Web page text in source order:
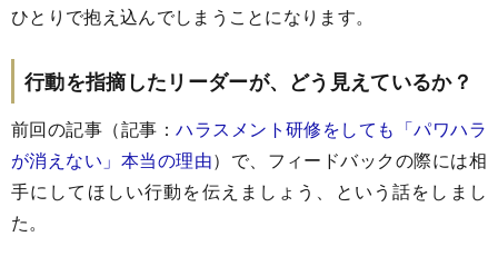
ひとりで抱え込んでしまうことになります。
行動を指摘したリーダーが、どう見えているか？
前回の記事（記事：ハラスメント研修をしても「パワハラ
が消えない」本当の理由）で、フィードバックの際には相
手にしてほしい行動を伝えましょう、という話をしまし
た。